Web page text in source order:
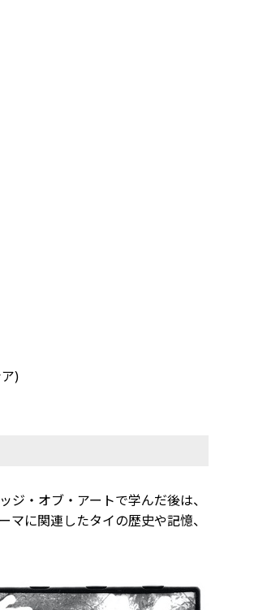
)
・オブ・アートで学んだ後は、
に関連したタイの歴史や記憶、